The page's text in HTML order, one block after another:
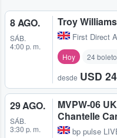
8 AGO.
SÁB.
4:00 p. m.
Troy
First Direct
Hoy 24
desde USD 24
29 AGO.
SÁB.
3:30 p. m.
MVPW-06
Chantelle
bp pulse